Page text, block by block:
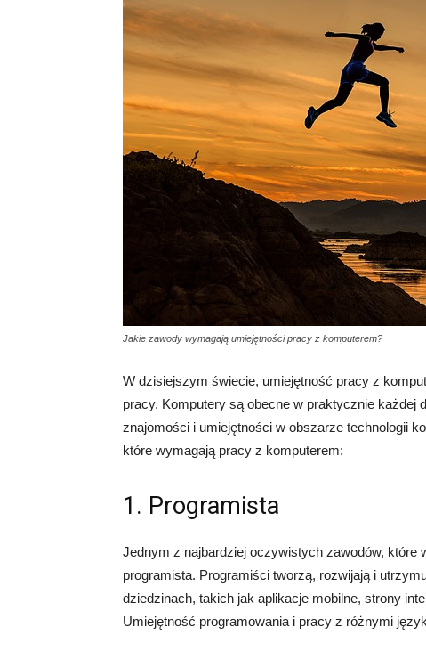
Jakie zawody wymagają umiejętności pracy z komputerem?
W dzisiejszym świecie, umiejętność pracy z
pracy. Komputery są obecne w praktycznie każdej
znajomości i umiejętności w obszarze technologii
które wymagają pracy z komputerem:
1. Programista
Jednym z najbardziej oczywistych zawodów,
programista. Programiści tworzą, rozwijają i
dziedzinach, takich jak aplikacje mobilne, strony
Umiejętność programowania i pracy z różnymi